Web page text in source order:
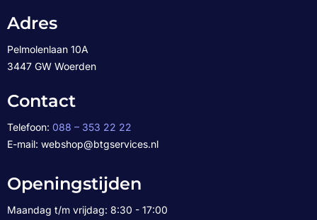
Adres
Pelmolenlaan 10A
3447 GW Woerden
Contact
Telefoon: 088 – 353 22 22
E-mail: webshop@btgservices.nl
Openingstijden
Maandag t/m vrijdag: 8:30 - 17:00